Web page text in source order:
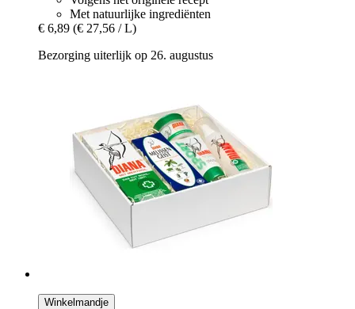
Met natuurlijke ingrediënten
€ 6,89 (€ 27,56 / L)
Bezorging uiterlijk op 26. augustus
Winkelmandje